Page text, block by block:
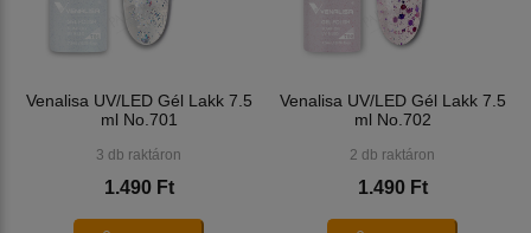
Venalisa UV/LED Gél Lakk 7.5
ml No.701
3 db raktáron
1.490 Ft
Venalisa UV/LED Gél Lakk 7.5
ml No.702
2 db raktáron
1.490 Ft